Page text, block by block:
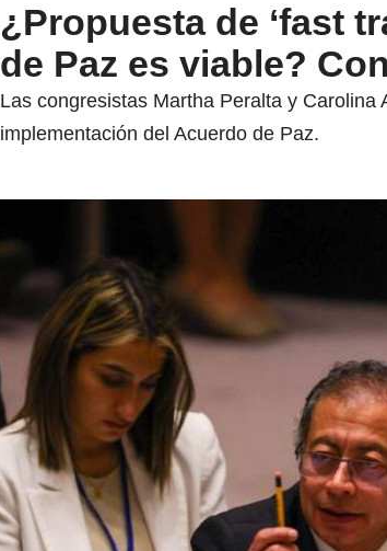
¿Propuesta de ‘fast
de Paz es viable?
Las congresistas Martha Peralta y Carolina
implementación del Acuerdo de Paz.